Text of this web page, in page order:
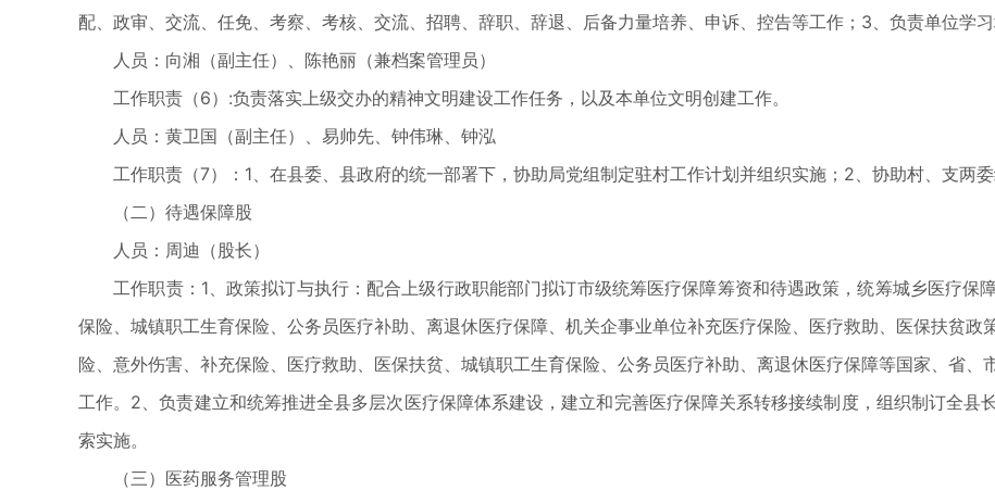
配、政审、交流、任免、考察、考核、交流、招聘、辞职、辞退、后备力量培养、申诉、控告等工作；3、负责单位学习
人员：向湘（副主任）、陈艳丽（兼档案管理员）
工作职责（6）:负责落实上级交办的精神文明建设工作任务，以及本单位文明创建工作。
人员：黄卫国（副主任）、易帅先、钟伟琳、钟泓
工作职责（7）：1、在县委、县政府的统一部署下，协助局党组制定驻村工作计划并组织实施；2、协助村、支两委
（二）待遇保障股
人员：周迪（股长）
工作职责：1、政策拟订与执行：配合上级行政职能部门拟订市级统筹医疗保障筹资和待遇政策，统筹城乡医疗保
保险、城镇职工生育保险、公务员医疗补助、离退休医疗保障、机关企事业单位补充医疗保险、医疗救助、医保扶贫
险、意外伤害、补充保险、医疗救助、医保扶贫、城镇职工生育保险、公务员医疗补助、离退休医疗保障等国家、省
工作。2、负责建立和统筹推进全县多层次医疗保障体系建设，建立和完善医疗保障关系转移接续制度，组织制订全县
索实施。
（三）医药服务管理股